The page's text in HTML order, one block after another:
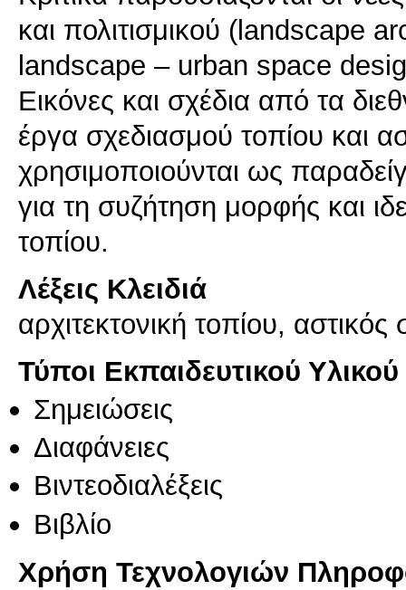
και πολιτισμικού (landscape
landscape – urban space
Εικόνες και σχέδια από τα
έργα σχεδιασμού τοπίου και
χρησιμοποιούνται ως
για τη συζήτηση μορφής και
Λέξεις Κλειδιά
αρχιτεκτονική τοπίου,
Τύποι Εκπαιδευτικού Υλικού
Σημειώσεις
Διαφάνειες
Βιντεοδιαλέξεις
Βιβλίο
Χρήση Τεχνολογιών